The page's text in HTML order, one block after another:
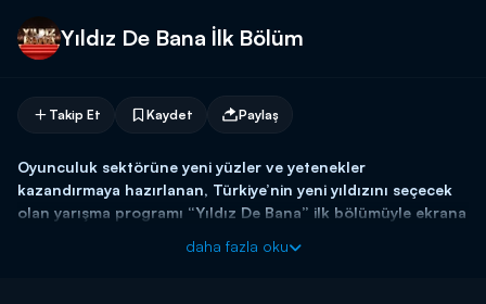
Yıldız De Bana İlk Bölüm
Takip Et Kaydet Paylaş
Oyunculuk sektörüne yeni yüzler ve yetenekler
kazandırmaya hazırlanan, Türkiye’nin yeni yıldızını seçecek
olan yarışma programı “Yıldız De Bana” ilk bölümüyle ekrana
daha fazla oku